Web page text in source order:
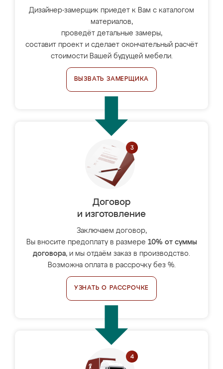
Дизайнер-замерщик приедет к Вам с каталогом
материалов,
проведёт детальные замеры,
составит проект и сделает окончательный расчёт
стоимости Вашей будущей мебели.
ВЫЗВАТЬ ЗАМЕРЩИКА
Договор
и изготовление
Заключаем договор,
Вы вносите предоплату в размере 10% от суммы
договора, и мы отдаём заказ в производство.
Возможна оплата в рассрочку без %.
УЗНАТЬ О РАССРОЧКЕ